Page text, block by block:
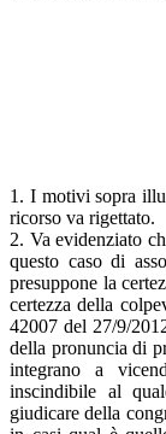
1. I motivi sopra
ricorso va rigettato.
2. Va evidenziato
questo caso di
presuppone la
certezza della
42007 del 27/9/
della pronuncia di
integrano a
inscindibile al
giudicare della